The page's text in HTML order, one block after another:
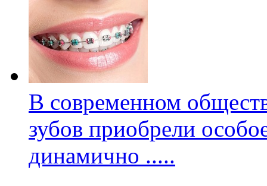
В современном
зубов приобрели
динамично .....